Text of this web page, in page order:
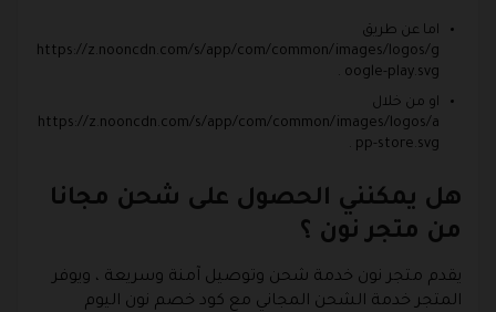
اما عن طريق
https://z.nooncdn.com/s/app/com/common/images/logos/g
oogle-play.svg .
او من خلال
https://z.nooncdn.com/s/app/com/common/images/logos/a
pp-store.svg .
هل يمكنني الحصول على شحن مجانا
من متجر نون ؟
يقدم متجر نون خدمة شحن وتوصيل آمنة وسريعة ، ويوفر
المتجر خدمة الشحن المجاني مع كود خصم نون اليوم